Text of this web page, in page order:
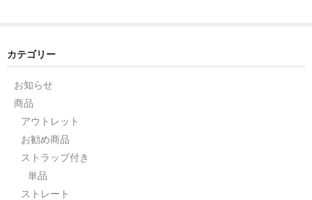
カテゴリー
お知らせ
商品
アウトレット
お勧め商品
ストラップ付き
単品
ストレート